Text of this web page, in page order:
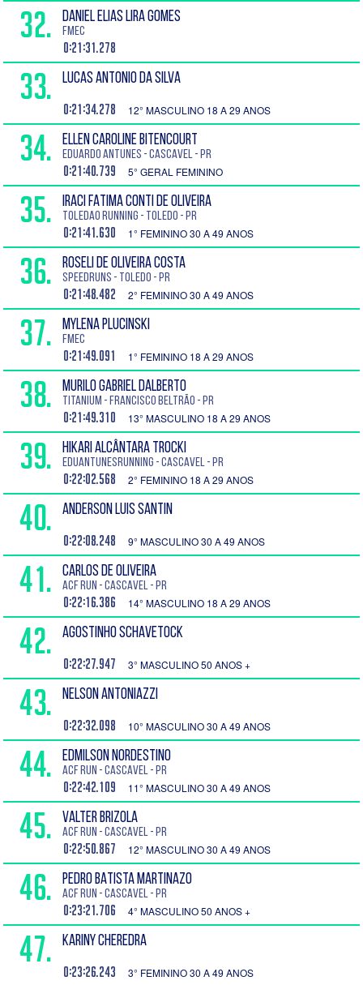
32. DANIEL ELIAS LIRA GOMES
FMEC
0:21:31.278
33. LUCAS ANTONIO DA SILVA
0:21:34.278 12° MASCULINO 18 A 29 ANOS
34. ELLEN CAROLINE BITENCOURT
EDUARDO ANTUNES - Cascavel - PR
0:21:40.739 5° GERAL FEMININO
35. IRACI FATIMA CONTI DE OLIVEIRA
Toledao Running - Toledo - PR
0:21:41.630 1° FEMININO 30 A 49 ANOS
36. ROSELI DE OLIVEIRA COSTA
Speedruns - Toledo - PR
0:21:48.482 2° FEMININO 30 A 49 ANOS
37. MYLENA PLUCINSKI
FMEC
0:21:49.091 1° FEMININO 18 A 29 ANOS
38. MURILO GABRIEL DALBERTO
TITANIUM - Francisco Beltrão - PR
0:21:49.310 13° MASCULINO 18 A 29 ANOS
39. HIKARI ALCÂNTARA TROCKI
EduantunesRunning - Cascavel - PR
0:22:02.568 2° FEMININO 18 A 29 ANOS
40. ANDERSON LUIS SANTIN
0:22:08.248 9° MASCULINO 30 A 49 ANOS
41. CARLOS DE OLIVEIRA
ACF run - Cascavel - PR
0:22:16.386 14° MASCULINO 18 A 29 ANOS
42. AGOSTINHO SCHAVETOCK
0:22:27.947 3° MASCULINO 50 ANOS +
43. NELSON ANTONIAZZI
0:22:32.098 10° MASCULINO 30 A 49 ANOS
44. EDMILSON NORDESTINO
ACF run - Cascavel - PR
0:22:42.109 11° MASCULINO 30 A 49 ANOS
45. VALTER BRIZOLA
ACF run - Cascavel - PR
0:22:50.867 12° MASCULINO 30 A 49 ANOS
46. PEDRO BATISTA MARTINAZO
ACF run - Cascavel - PR
0:23:21.706 4° MASCULINO 50 ANOS +
47. KARINY CHEREDRA
0:23:26.243 3° FEMININO 30 A 49 ANOS